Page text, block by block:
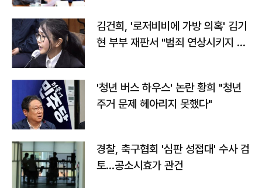
김건희, '로저비비에 가방 의혹' 김기
현 부부 재판서 "범죄 연상시키지 말
'청년 버스 하우스' 논란 황희 "청년
주거 문제 헤아리지 못했다"
경찰, 축구협회 '심판 성접대' 수사 검
토…공소시효가 관건